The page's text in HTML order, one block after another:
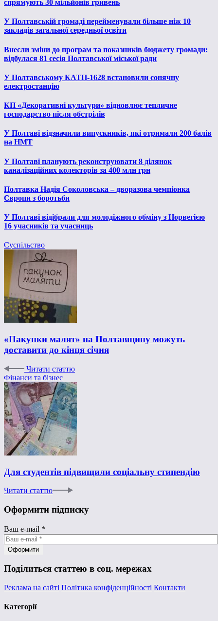
спрямують 30 мільйонів гривень
У Полтавській громаді перейменували більше ніж 10
закладів загальної середньої освіти
Внесли зміни до програм та показників бюджету громади:
відбулася 81 сесія Полтавської міської ради
У Полтавському КАТП-1628 встановили сонячну
електростанцію
КП «Декоративні культури» відновлює тепличне
господарство після обстрілів
У Полтаві відзначили випускників, які отримали 200 балів
на НМТ
У Полтаві планують реконструювати 8 ділянок
каналізаційних колекторів за 400 млн грн
Полтавка Надія Соколовська – дворазова чемпіонка
Європи з боротьби
У Полтаві відібрали для молодіжного обміну з Норвегією
16 учасників та учасниць
Суспільство
«Пакунки малят» на Полтавщину можуть
доставити до кінця січня
Читати статтю
Фінанси та бізнес
Для студентів підвищили соціальну стипендію
Читати статтю
Оформити підписку
Ваш e-mail *
Поділиться статтею в соц. мережах
Реклама на сайті Політика конфіденційності Контакти
Категорії